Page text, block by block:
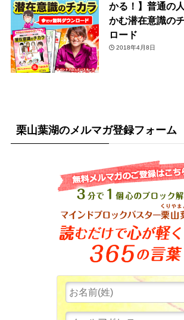
かる！】普通の
かむ潜在意識の
ロード
2018年4月8日
栗山葉湖のメルマガ登録フォーム